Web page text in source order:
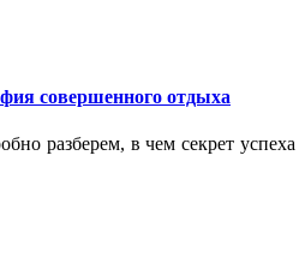
совершенного отдыха
разберем, в чем секрет успеха